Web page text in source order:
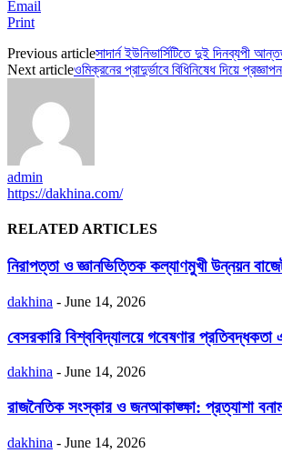
Email
Print
Previous articleসাদার্ন ইউনিভার্সিটিতে দুই দিনব্যপী
Next articleওমিক্রনের প্রাদুর্ভাবে বিধিনিষেধ দিয়ে প্রজ্ঞাপন
admin
https://dakhina.com/
RELATED ARTICLES
নিরাপত্তা ও জ্ঞানভিত্তিক কল্যাণমুখী উন্নয়ন
dakhina - June 14, 2026
বেসরকারি বিশ্ববিদ্যালয়ে গবেষণার
dakhina - June 14, 2026
রাজনৈতিক সংস্কার ও জনআকাঙ্ক্ষা: প্রত্যাশা
dakhina - June 14, 2026